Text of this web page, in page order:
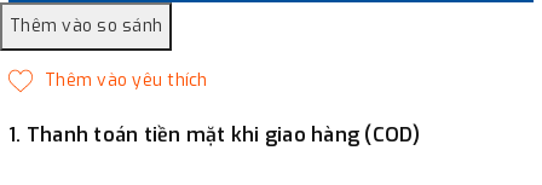
1. Thanh toán tiền mặt khi giao hàng (COD)